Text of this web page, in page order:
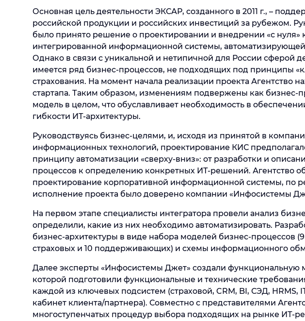
Основная цель деятельности ЭКСАР, созданного в 2011 г., –
российской продукции и российских инвестиций за рубежом.
было принято решение о проектировании и внедрении «с нуля»
интегрированной информационной системы, автоматизирующей
Однако в связи с уникальной и нетипичной для России сферой
имеется ряд бизнес-процессов, не подходящих под принципы
страхования. На момент начала реализации проекта Агентство
стартапа. Таким образом, изменениям подвержены как бизнес-
модель в целом, что обуславливает необходимость в
гибкости ИТ-архитектуры.
Руководствуясь бизнес-целями, и, исходя из принятой в
информационных технологий, проектирование КИС
принципу автоматизации «сверху-вниз»: от разработки и
процессов к определению конкретных ИТ-решений. Агентство
проектирование корпоративной информационной системы, по
исполнение проекта было доверено компании «Инфосистемы
На первом этапе специалисты интегратора провели анализ
определили, какие из них необходимо автоматизировать.
бизнес-архитектуры в виде набора моделей бизнес-процессов
страховых и 10 поддерживающих) и схемы информационного
Далее эксперты «Инфосистемы Джет» создали функциональную
которой подготовили функциональные и технические
каждой из ключевых подсистем (страховой, CRM, BI, СЭД, HRMS,
кабинет клиента/партнера). Совместно с представителями
многоступенчатых процедур выбора подходящих на рынке ИТ-